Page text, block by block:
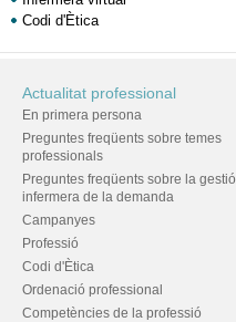
Codi d'Ètica
Actualitat professional
En primera persona
Preguntes freqüents sobre temes
professionals
Preguntes freqüents sobre la gestió
infermera de la demanda
Campanyes
Professió
Codi d'Ètica
Ordenació professional
Competències de la professió